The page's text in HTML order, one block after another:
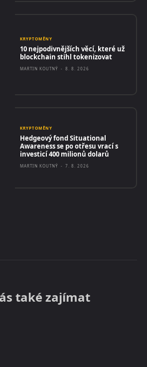
KRYPTOMĚNY
10 nejpodivnějších věcí, které už
blockchain stihl tokenizovat
MARTIN KOUTNÝ - 8. 8. 2026
KRYPTOMĚNY
Hedgeový fond Situational
Awareness se po otřesu vrací s
investicí 400 milionů dolarů
MARTIN KOUTNÝ - 7. 8. 2026
také zajímat